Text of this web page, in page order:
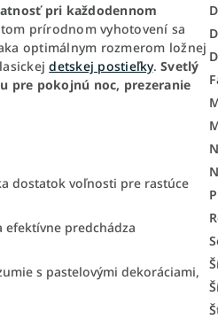
pri každodennom
prírodnom vyhotovení sa
optimálnym rozmerom ložnej
detskej postieľky. Svetlý
pre pokojnú noc, prezeranie
dostatok voľnosti pre rastúce
predchádza
s pastelovými dekoráciami,